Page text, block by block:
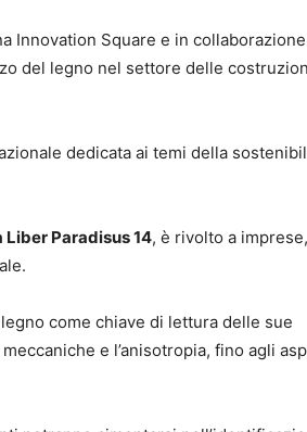
Innovation Square e in
del legno nel settore delle
dedicata ai temi della
Liber Paradisus 14, è rivolto a imprese,
come chiave di lettura delle sue
e l’anisotropia, fino agli